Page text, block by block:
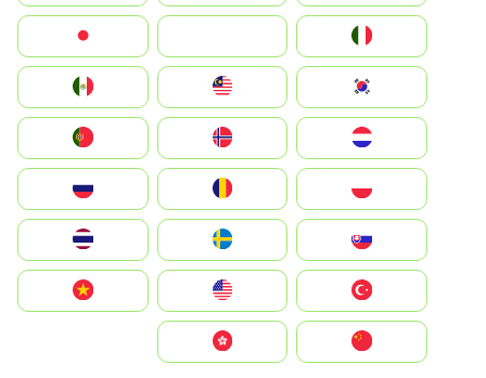
South Korea
Nederland
Portugal
România
Slovensko
United States
Vietnam